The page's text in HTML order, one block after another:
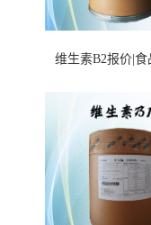
维生素B2报价|食